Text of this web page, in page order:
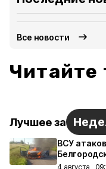
Все новости
Читайте
Лучшее за
ВСУ
4 августа ,